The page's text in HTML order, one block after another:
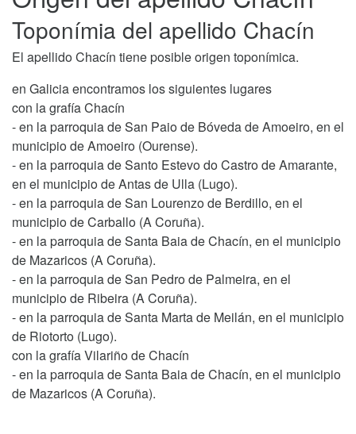
Toponímia del apellido Chacín
El apellido Chacín tiene posible origen toponímica.
en Galicia encontramos los siguientes lugares
con la grafía Chacín
- en la parroquia de San Paio de Bóveda de Amoeiro, en el
municipio de Amoeiro (Ourense).
- en la parroquia de Santo Estevo do Castro de Amarante,
en el municipio de Antas de Ulla (Lugo).
- en la parroquia de San Lourenzo de Berdillo, en el
municipio de Carballo (A Coruña).
- en la parroquia de Santa Baia de Chacín, en el municipio
de Mazaricos (A Coruña).
- en la parroquia de San Pedro de Palmeira, en el
municipio de Ribeira (A Coruña).
- en la parroquia de Santa Marta de Meilán, en el municipio
de Riotorto (Lugo).
con la grafía Vilariño de Chacín
- en la parroquia de Santa Baia de Chacín, en el municipio
de Mazaricos (A Coruña).